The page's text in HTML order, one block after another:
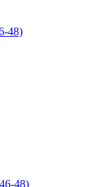
48)
48)